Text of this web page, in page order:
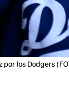
los Dodgers